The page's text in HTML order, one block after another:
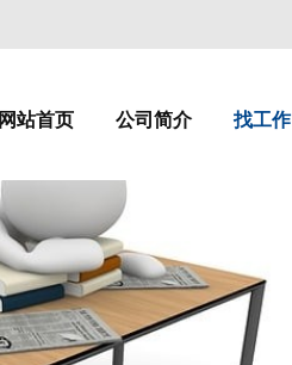
网站首页 公司简介 找工作